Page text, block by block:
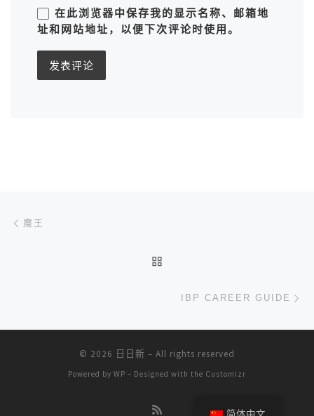
在此浏览器中保存我的显示名称、邮箱地
址和网站地址，以便下次评论时使用。
文章导航
魔王
IBP CAREER GUIDE
© 2026 日日新 – All rights reserved
Powered by WP – Designed with the Customizr